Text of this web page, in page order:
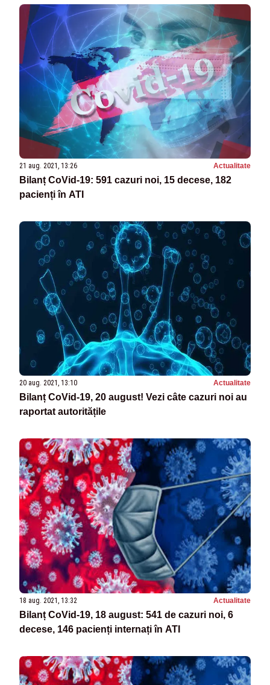
21 aug. 2021, 13:26 Actualitate
Bilanț CoVid-19: 591 cazuri noi, 15 decese, 182
pacienți în ATI
20 aug. 2021, 13:10 Actualitate
Bilanț CoVid-19, 20 august! Vezi câte cazuri noi au
raportat autoritățile
18 aug. 2021, 13:32 Actualitate
Bilanț CoVid-19, 18 august: 541 de cazuri noi, 6
decese, 146 pacienți internați în ATI